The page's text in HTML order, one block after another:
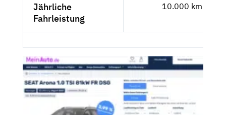
Jährliche
Fahrleistung
10.000 km